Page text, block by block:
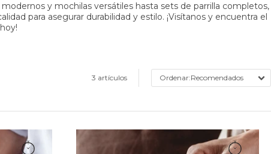
y mochilas versátiles hasta sets de parrilla completos,
para asegurar durabilidad y estilo. ¡Visítanos y encuentra el
3 artículos Recomendados